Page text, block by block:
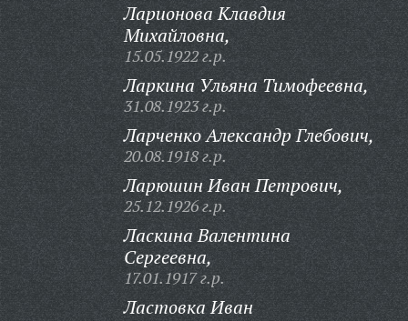
Ларионова Клавдия
Михайловна,
15.05.1922 г.р.
Ларкина Ульяна Тимофеевна,
31.08.1923 г.р.
Ларченко Александр Глебович,
20.08.1918 г.р.
Ларюшин Иван Петрович,
25.12.1926 г.р.
Ласкина Валентина
Сергеевна,
17.01.1917 г.р.
Ластовка Иван